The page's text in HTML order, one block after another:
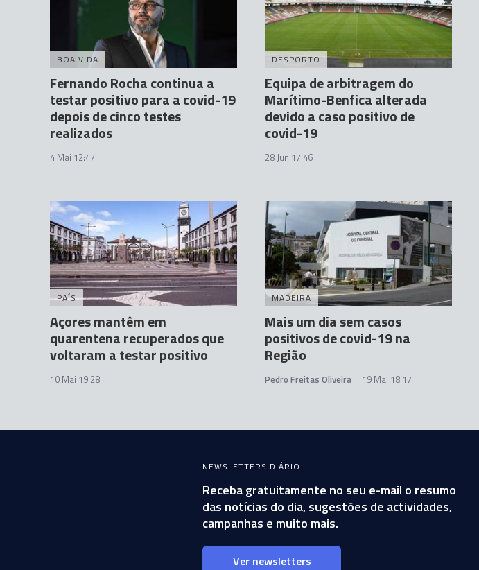
BOA VIDA
Fernando Rocha continua a
testar positivo para a covid-19
depois de cinco testes
realizados
4 Mai 12:47
DESPORTO
Equipa de arbitragem do
Marítimo-Benfica alterada
devido a caso positivo de
covid-19
28 Jun 17:46
PAÍS
Açores mantêm em
quarentena recuperados que
voltaram a testar positivo
10 Mai 19:28
MADEIRA
Mais um dia sem casos
positivos de covid-19 na
Região
Pedro Freitas Oliveira 19 Mai 18:17
NEWSLETTERS DIÁRIO
Receba gratuitamente no seu e-mail o resumo
das notícias do dia, sugestões de actividades,
campanhas e muito mais.
Ver newsletters